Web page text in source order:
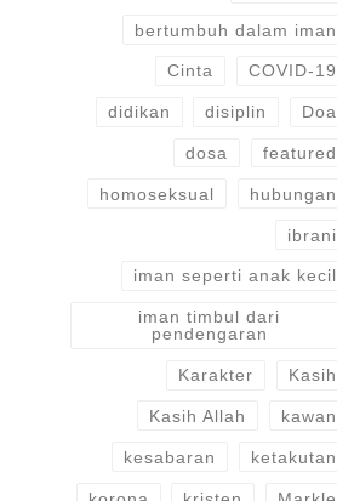
bertumbuh dalam iman
Cinta COVID-19
didikan disiplin Doa
dosa featured
homoseksual hubungan
ibrani
iman seperti anak kecil
iman timbul dari
pendengaran
Karakter Kasih
Kasih Allah kawan
kesabaran ketakutan